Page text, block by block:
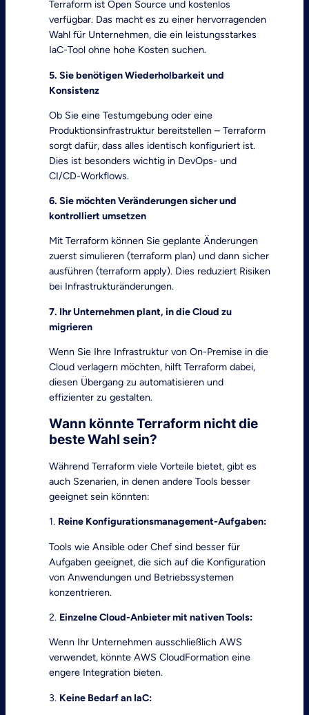
Terraform ist Open Source und kostenlos
verfügbar. Das macht es zu einer hervorragenden
Wahl für Unternehmen, die ein leistungsstarkes
IaC-Tool ohne hohe Kosten suchen.
5. Sie benötigen Wiederholbarkeit und
Konsistenz
Ob Sie eine Testumgebung oder eine
Produktionsinfrastruktur bereitstellen – Terraform
sorgt dafür, dass alles identisch konfiguriert ist.
Dies ist besonders wichtig in DevOps- und
CI/CD-Workflows.
6. Sie möchten Veränderungen sicher und
kontrolliert umsetzen
Mit Terraform können Sie geplante Änderungen
zuerst simulieren (terraform plan) und dann sicher
ausführen (terraform apply). Dies reduziert Risiken
bei Infrastrukturänderungen.
7. Ihr Unternehmen plant, in die Cloud zu
migrieren
Wenn Sie Ihre Infrastruktur von On-Premise in die
Cloud verlagern möchten, hilft Terraform dabei,
diesen Übergang zu automatisieren und
effizienter zu gestalten.
Wann könnte Terraform nicht die
beste Wahl sein?
Während Terraform viele Vorteile bietet, gibt es
auch Szenarien, in denen andere Tools besser
geeignet sein könnten:
1. Reine Konfigurationsmanagement-Aufgaben:
Tools wie Ansible oder Chef sind besser für
Aufgaben geeignet, die sich auf die Konfiguration
von Anwendungen und Betriebssystemen
konzentrieren.
2. Einzelne Cloud-Anbieter mit nativen Tools:
Wenn Ihr Unternehmen ausschließlich AWS
verwendet, könnte AWS CloudFormation eine
engere Integration bieten.
3. Keine Bedarf an IaC: